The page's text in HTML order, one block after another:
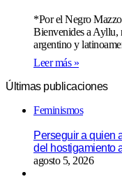
*Por el Negro
Bienvenides a Ayllu,
argentino y
Leer más »
Últimas publicaciones
Feminismos
Perseguir a quien
del hostigamiento
agosto 5, 2026